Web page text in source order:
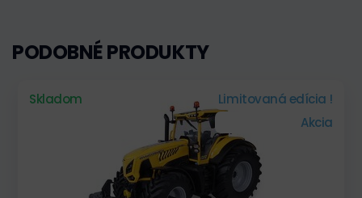
PODOBNÉ PRODUKTY
Skladom
Limitovaná edícia !
Akcia